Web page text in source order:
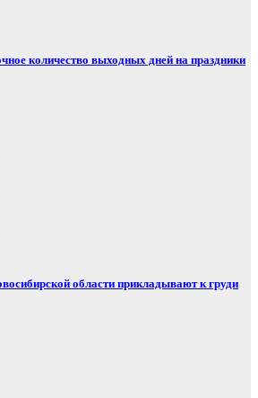
количество выходных дней на праздники
области прикладывают к груди